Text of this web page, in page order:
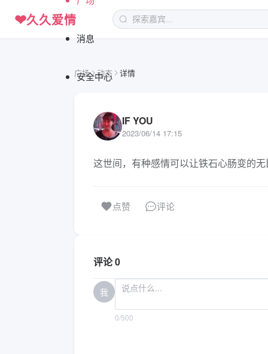
❤久久爱情
消息
安全中心
广场 动态 详情
IF YOU
2023/06/14 17:15
这世间，有种感情可以让铁石心肠变的
点赞 评论
评论 0
我
0/500